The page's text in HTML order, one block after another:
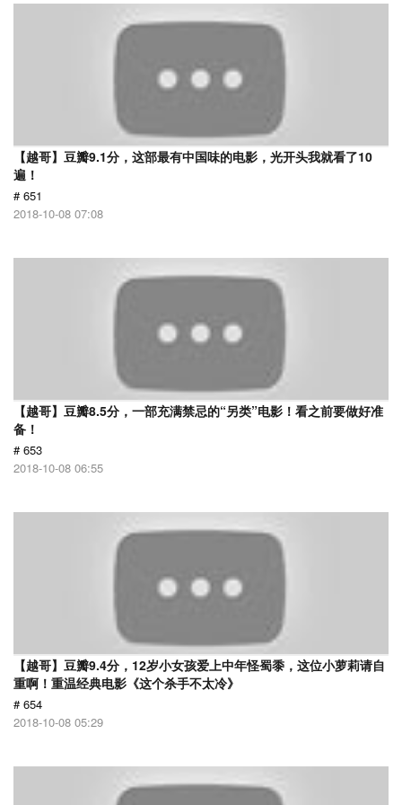
【越哥】豆瓣9.1分，这部最有中国味的电影，光开头我就看了10
遍！
# 651
2018-10-08 07:08
【越哥】豆瓣8.5分，一部充满禁忌的“另类”电影！看之前要做好准
备！
# 653
2018-10-08 06:55
【越哥】豆瓣9.4分，12岁小女孩爱上中年怪蜀黍，这位小萝莉请自
重啊！重温经典电影《这个杀手不太冷》
# 654
2018-10-08 05:29